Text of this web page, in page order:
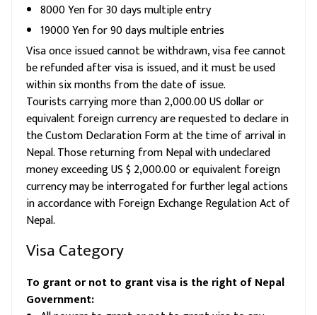
8000 Yen for 30 days multiple entry
19000 Yen for 90 days multiple entries
Visa once issued cannot be withdrawn, visa fee cannot
be refunded after visa is issued, and it must be used
within six months from the date of issue.
Tourists carrying more than 2,000.00 US dollar or
equivalent foreign currency are requested to declare in
the Custom Declaration Form at the time of arrival in
Nepal. Those returning from Nepal with undeclared
money exceeding US $ 2,000.00 or equivalent foreign
currency may be interrogated for further legal actions
in accordance with Foreign Exchange Regulation Act of
Nepal.
Visa Category
To grant or not to grant visa is the right of Nepal
Government: